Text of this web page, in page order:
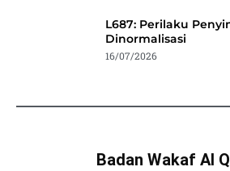
L687: Perilaku
Dinormalisasi
16/07/2026
Badan Wakaf Al